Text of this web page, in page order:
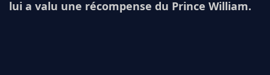
lui a valu une récompense du Prince William.